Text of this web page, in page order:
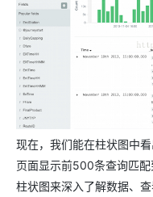
现在，我们能在柱状图中
页面显示前500条查询匹
柱状图来深入了解数据、